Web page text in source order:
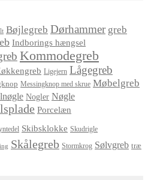
Bøjlegreb Dørhammer greb
Indborings hængsel
Kommodegreb
Ligejern Lågegreb
Messingknop med skrue Møbelgreb
Nogler Nøgle
Porcelæn
Skibsklokke Skudrigle
Skålegreb Stormkrog Sølvgreb træ